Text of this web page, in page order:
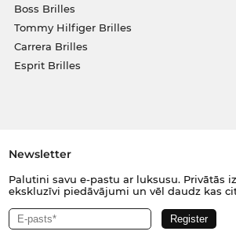
Boss Brilles
Tommy Hilfiger Brilles
Carrera Brilles
Esprit Brilles
Newsletter
Palutini savu e-pastu ar luksusu. Privātās
ekskluzīvi piedāvājumi un vēl daudz kas